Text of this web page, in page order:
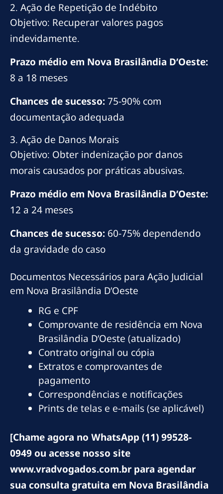
2. Ação de Repetição de Indébito
Objetivo: Recuperar valores pagos
indevidamente.
Prazo médio em Nova Brasilândia D’Oeste:
8 a 18 meses
Chances de sucesso: 75-90% com
documentação adequada
3. Ação de Danos Morais
Objetivo: Obter indenização por danos
morais causados por práticas abusivas.
Prazo médio em Nova Brasilândia D’Oeste:
12 a 24 meses
Chances de sucesso: 60-75% dependendo
da gravidade do caso
Documentos Necessários para Ação Judicial
em Nova Brasilândia D’Oeste
RG e CPF
Comprovante de residência em Nova
Brasilândia D’Oeste (atualizado)
Contrato original ou cópia
Extratos e comprovantes de
pagamento
Correspondências e notificações
Prints de telas e e-mails (se aplicável)
[Chame agora no WhatsApp (11) 99528-
0949 ou acesse nosso site
www.vradvogados.com.br para agendar
sua consulta gratuita em Nova Brasilândia